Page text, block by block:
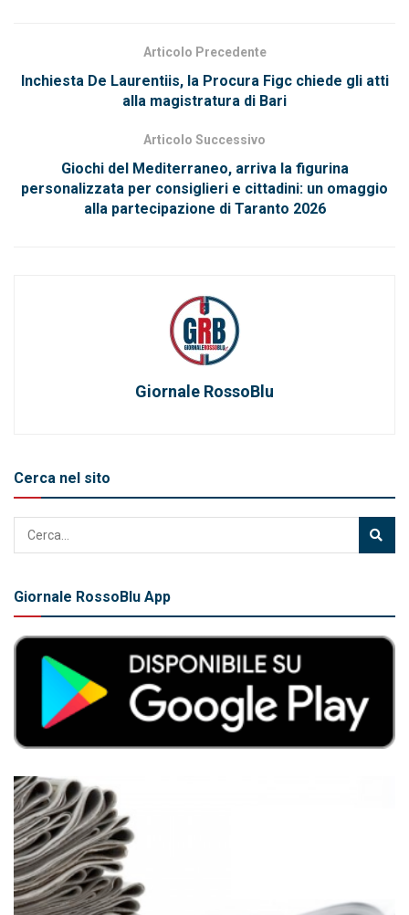
Articolo Precedente
Inchiesta De Laurentiis, la Procura Figc chiede gli atti
alla magistratura di Bari
Articolo Successivo
Giochi del Mediterraneo, arriva la figurina
personalizzata per consiglieri e cittadini: un omaggio
alla partecipazione di Taranto 2026
Giornale RossoBlu
Cerca nel sito
Giornale RossoBlu App